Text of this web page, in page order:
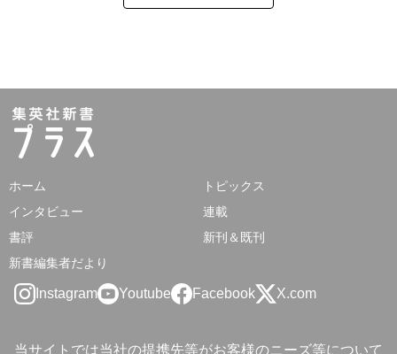
ホーム
トピックス
インタビュー
連載
書評
新刊＆既刊
新書編集者だより
Instagram Youtube Facebook X.com
当サイトでは当社の提携先等がお客様のニーズ等について